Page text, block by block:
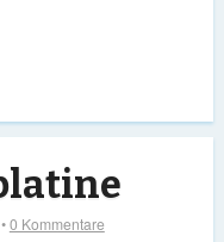
0 Kommentare